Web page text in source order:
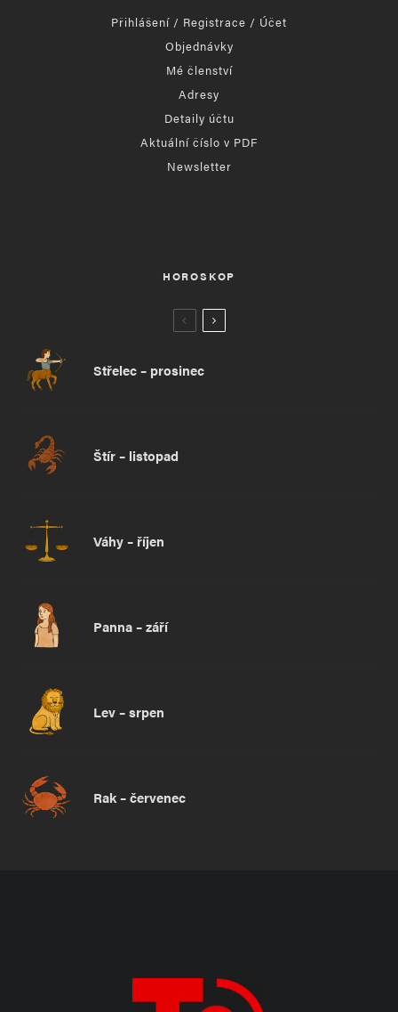
Přihlášení / Registrace / Účet
Objednávky
Mé členství
Adresy
Detaily účtu
Aktuální číslo v PDF
Newsletter
HOROSKOP
Střelec – prosinec
Štír – listopad
Váhy – říjen
Panna – září
Lev – srpen
Rak – červenec